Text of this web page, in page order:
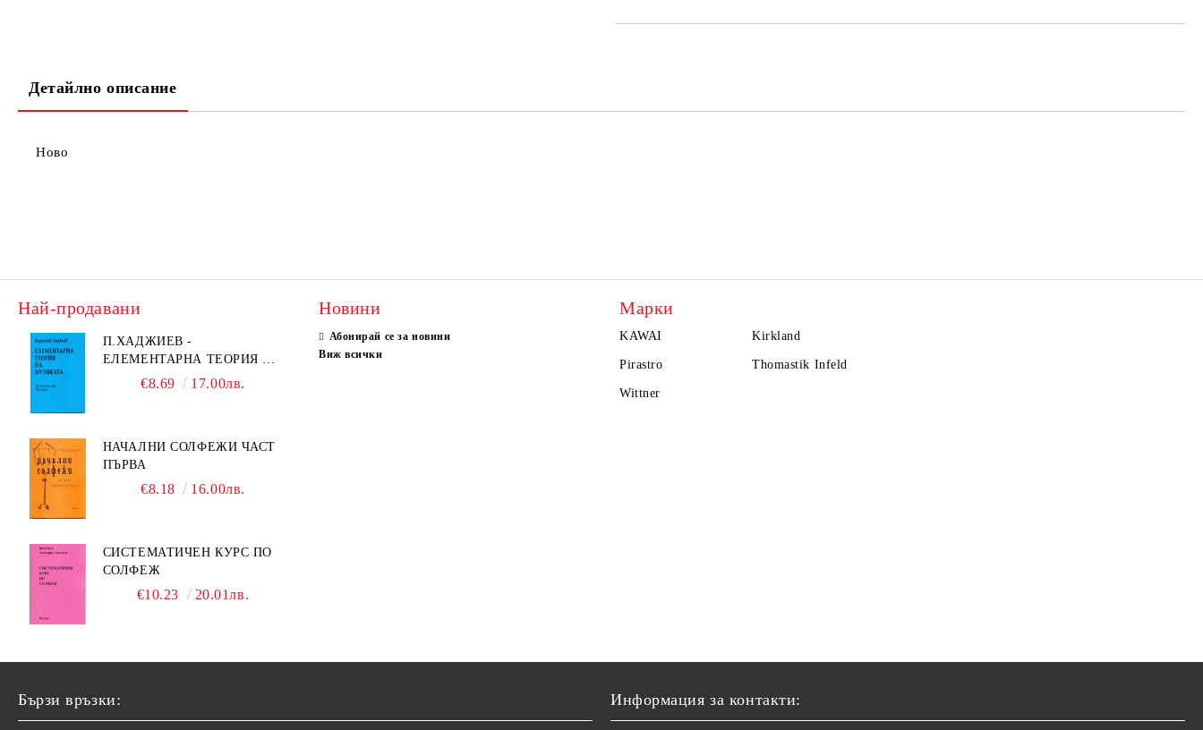
Детайлно описание
Ново
Най-продавани
П.ХАДЖИЕВ -
ЕЛЕМЕНТАРНА ТЕОРИЯ НА
МУЗИКАТА
€8.69 17.00лв.
НАЧАЛНИ СОЛФЕЖИ ЧАСТ
ПЪРВА
€8.18 16.00лв.
СИСТЕМАТИЧЕН КУРС ПО
СОЛФЕЖ
€10.23 20.01лв.
Новини
Абонирай се за новини
Виж всички
Марки
KAWAI Kirkland
Pirastro Thomastik Infeld
Wittner
Бързи връзки: Информация за контакти: